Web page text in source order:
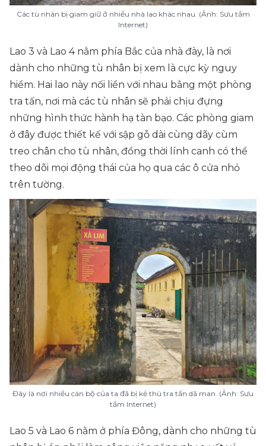
Các tù nhân bị giam giữ ở nhiều nhà lao khác nhau. (Ảnh: Sưu tầm
Internet)
Lao 3 và Lao 4 nằm phía Bắc của nhà đày, là nơi
dành cho những tù nhân bị xem là cực kỳ nguy
hiểm. Hai lao này nối liền với nhau bằng một phòng
tra tấn, nơi mà các tù nhân sẽ phải chịu đựng
những hình thức hành hạ tàn bạo. Các phòng giam
ở đây được thiết kế với sập gỗ dài cùng dãy cùm
treo chân cho tù nhân, đồng thời lính canh có thể
theo dõi mọi động thái của họ qua các ô cửa nhỏ
trên tường.
Đây là nơi nhiều cán bộ của ta đã bị kẻ thù tra tấn dã man. (Ảnh: Sưu
tầm Internet)
Lao 5 và Lao 6 nằm ở phía Đông, dành cho những tù